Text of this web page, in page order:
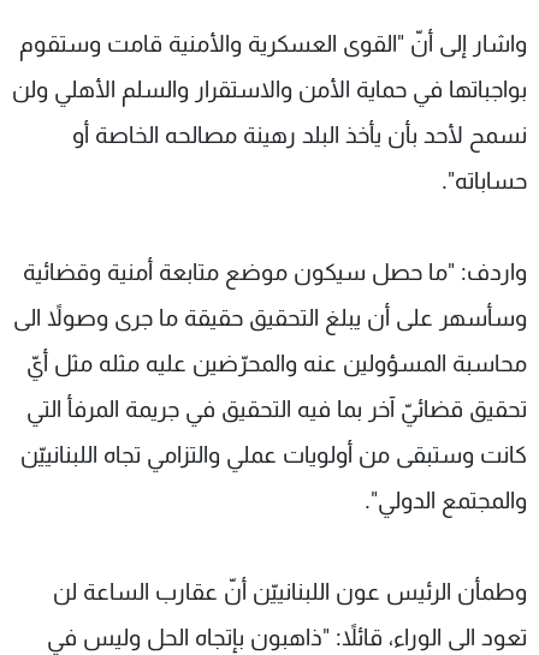
واشار إلى أنّ "القوى العسكرية والأمنية قامت وستقوم
بواجباتها في حماية الأمن والاستقرار والسلم الأهلي ولن
نسمح لأحد بأن يأخذ البلد رهينة مصالحه الخاصة أو
حساباته".
واردف: "ما حصل سيكون موضع متابعة أمنية وقضائية
وسأسهر على أن يبلغ التحقيق حقيقة ما جرى وصولاً الى
محاسبة المسؤولين عنه والمحرّضين عليه مثله مثل أيّ
تحقيق قضائيّ آخر بما فيه التحقيق في جريمة المرفأ التي
كانت وستبقى من أولويات عملي والتزامي تجاه اللبنانييّن
والمجتمع الدولي".
وطمأن الرئيس عون اللبنانييّن أنّ عقارب الساعة لن
تعود الى الوراء، قائلاً: "ذاهبون بإتجاه الحل وليس في